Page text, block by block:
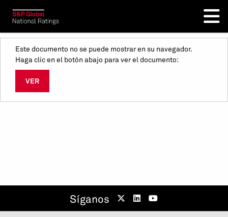
Este documento no se puede mostrar en su navegador.
Haga clic en el botón abajo para ver el documento:
VER
Síganos